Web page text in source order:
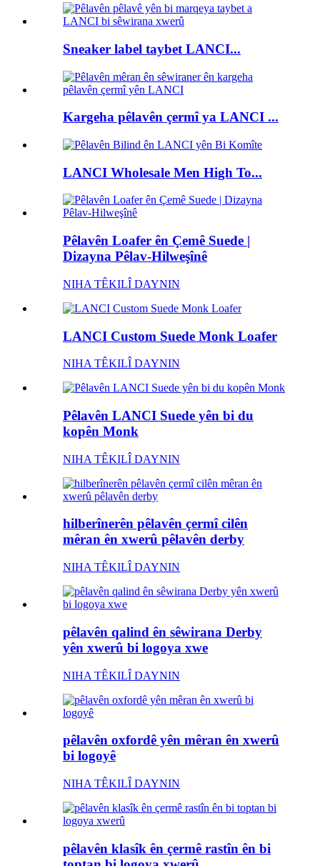
Sneaker label taybet LANCI...
Kargeha pêlavên çermî ya LANCI ...
LANCI Wholesale Men High To...
Pêlavên Loafer ên Çemê Suede |
Dizayna Pêlav-Hilweşînê
NIHA TÊKILÎ DAYNIN
LANCI Custom Suede Monk Loafer
NIHA TÊKILÎ DAYNIN
Pêlavên LANCI Suede yên bi du
kopên Monk
NIHA TÊKILÎ DAYNIN
hilberînerên pêlavên çermî cilên
mêran ên xwerû pêlavên derby
NIHA TÊKILÎ DAYNIN
pêlavên qalind ên sêwirana Derby
yên xwerû bi logoya xwe
NIHA TÊKILÎ DAYNIN
pêlavên oxfordê yên mêran ên xwerû
bi logoyê
NIHA TÊKILÎ DAYNIN
pêlavên klasîk ên çermê rastîn ên bi